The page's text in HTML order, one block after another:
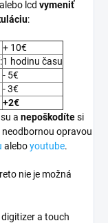
lcd vymeniť
:
+ 10€
1 hodinu času
- 5€
- 3€
+2€
a nepoškodítesi
neodbornou opravou
aleboyoutube.
nie je možná
a touch